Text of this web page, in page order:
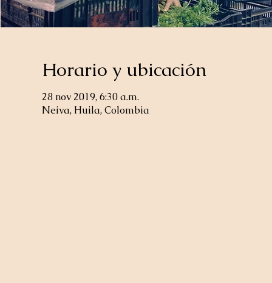
Horario y ubicación
28 nov 2019, 6:30 a.m.
Neiva, Huila, Colombia